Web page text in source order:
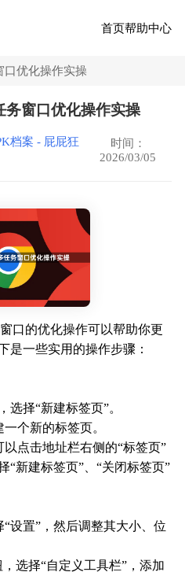
首页帮助中心
口优化操作实操
务窗口优化操作实操
档案 - 屁屁狂
时间：
2026/03/05
口的优化操作可以帮助你更
是一些实用的操作步骤：
选择“新建标签页”。
个新的标签页。
点击地址栏右侧的“标签页”
“新建标签页”、“关闭标签页”
设置”，然后调整其大小、位
选择“自定义工具栏”，添加